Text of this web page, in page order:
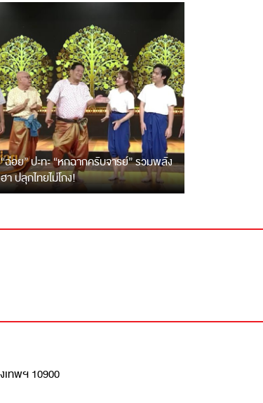
“ฉ่อย” ปะทะ “หกฉากครับจารย์” รวมพลัง
ฮา ปลุกไทยไม่โกง!
เทพฯ 10900